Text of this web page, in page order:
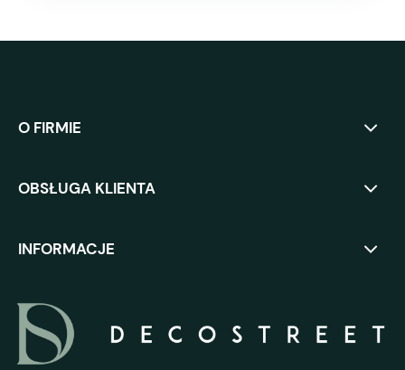
O FIRMIE
OBSŁUGA KLIENTA
INFORMACJE